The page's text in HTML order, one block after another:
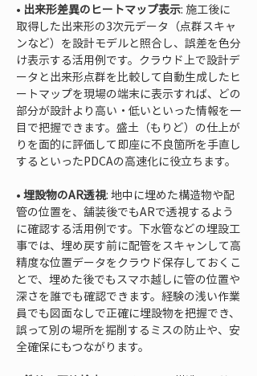
• 出来形差異のヒートマップ表示: 施工後に
取得した出来形の3次元データ（点群スキャ
ンなど）を設計モデルと照合し、誤差を色分
け表示する活用例です。クラウド上で設計デ
ータと出来形点群を比較して自動生成したヒ
ートマップを現場の端末に表示すれば、どの
部分が設計より高い・低いといった情報を一
目で把握できます。盛土（もりど）の仕上が
りを面的に評価して即座に不良箇所を手直し
• 埋設物のAR透視: 地中に埋めた構造物や配
管の位置を、舗装後でもARで透視するよう
に確認する活用例です。下水管などの埋設工
事では、埋め戻す前に配管をスキャンして高
精度な位置データをクラウド保存しておくこ
とで、埋めた後でもスマホ越しに管の位置や
深さを誰でも確認できます。経験の浅い作業
員でも図面なしで正確に埋設物を把握でき、
誤って別の場所を掘削するミスの防止や、安